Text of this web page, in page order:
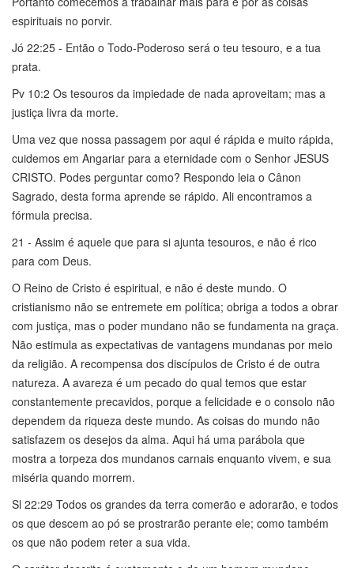
espirituais no porvir.
Jó 22:25 - Então o Todo-Poderoso será o teu tesouro, e a tua
prata.
Pv 10:2 Os tesouros da impiedade de nada aproveitam; mas a
justiça livra da morte.
Uma vez que nossa passagem por aqui é rápida e muito rápida,
cuidemos em Angariar para a eternidade com o Senhor JESUS
CRISTO. Podes perguntar como? Respondo leia o Cânon
Sagrado, desta forma aprende se rápido. Ali encontramos a
fórmula precisa.
21 - Assim é aquele que para si ajunta tesouros, e não é rico
para com Deus.
O Reino de Cristo é espiritual, e não é deste mundo. O
cristianismo não se entremete em política; obriga a todos a obrar
com justiça, mas o poder mundano não se fundamenta na graça.
Não estimula as expectativas de vantagens mundanas por meio
da religião. A recompensa dos discípulos de Cristo é de outra
natureza. A avareza é um pecado do qual temos que estar
constantemente precavidos, porque a felicidade e o consolo não
dependem da riqueza deste mundo. As coisas do mundo não
satisfazem os desejos da alma. Aqui há uma parábola que
mostra a torpeza dos mundanos carnais enquanto vivem, e sua
miséria quando morrem.
Sl 22:29 Todos os grandes da terra comerão e adorarão, e todos
os que descem ao pó se prostrarão perante ele; como também
os que não podem reter a sua vida.